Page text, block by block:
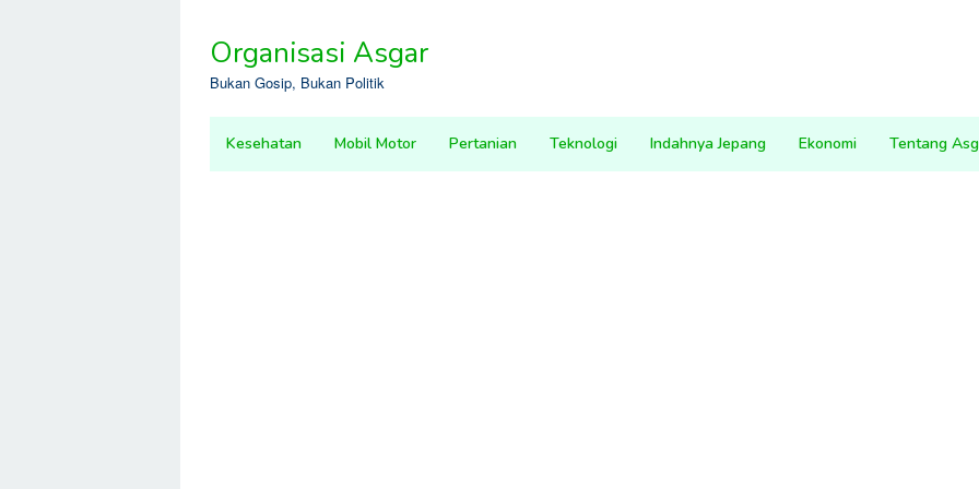
contentOrganisasi Asgar
Bukan Gosip, Bukan Politik
Kesehatan Mobil Motor Pertanian Teknologi Indahnya Jepang Ekonomi Tentang